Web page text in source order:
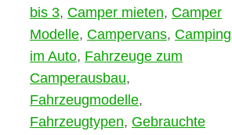
bis 3, Camper mieten, Camper
Modelle, Campervans, Camping
im Auto, Fahrzeuge zum
Camperausbau,
Fahrzeugmodelle,
Fahrzeugtypen, Gebrauchte